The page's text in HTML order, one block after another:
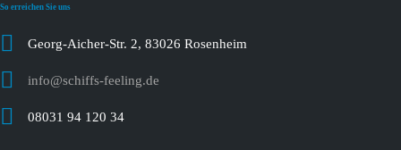
So erreichen Sie uns
Georg-Aicher-Str. 2, 83026 Rosenheim
info@schiffs-feeling.de
08031 94 120 34